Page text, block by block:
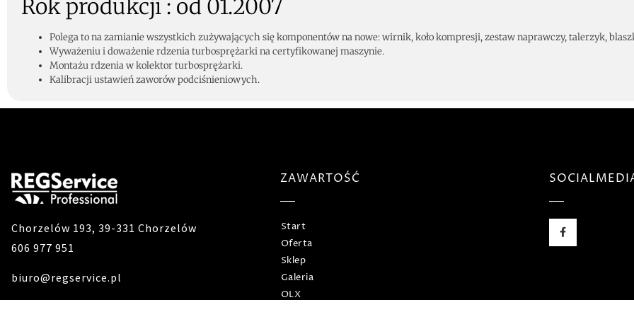
Rok produkcji : od 01.2007
Polega to na zamianie wszystkich zużywających się komponentów na nowe: wirnik, koło kompresji, zestaw naprawczy, talerzyk,
Wyważeniu i doważenie rdzenia turbosprężarki na certyfikowanej maszynie.
Montażu rdzenia w kolektor turbosprężarki.
Kalibracji ustawień zaworów podciśnieniowych.
Chorzelów 193, 39-331 Chorzelów
606 977 951
biuro@regservice.pl
ZAWARTOŚĆ
Start
Oferta
Sklep
Galeria
OLX